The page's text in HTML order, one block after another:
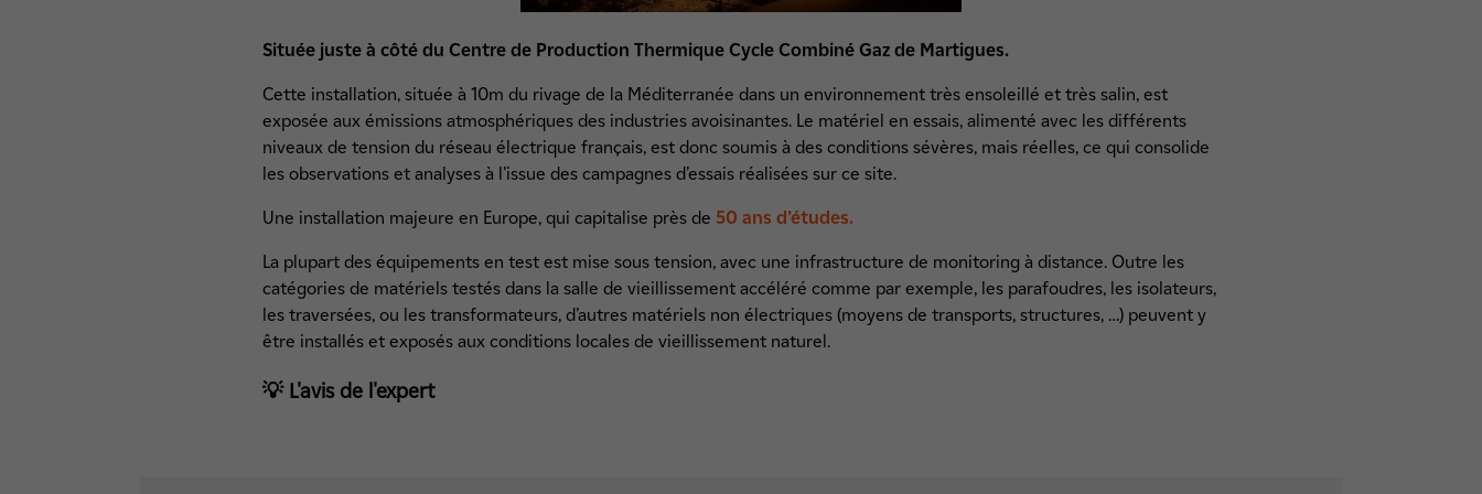
Située juste à côté du Centre de Production Thermique Cycle Combiné Gaz de Martigues.
Cette installation, située à 10m du rivage de la Méditerranée dans un environnement très ensoleillé et très salin, est
exposée aux émissions atmosphériques des industries avoisinantes. Le matériel en essais, alimenté avec les différents
niveaux de tension du réseau électrique français, est donc soumis à des conditions sévères, mais réelles, ce qui consolide
les observations et analyses à l’issue des campagnes d’essais réalisées sur ce site.
Une installation majeure en Europe, qui capitalise près de 50 ans d’études.
La plupart des équipements en test est mise sous tension, avec une infrastructure de monitoring à distance. Outre les
catégories de matériels testés dans la salle de vieillissement accéléré comme par exemple, les parafoudres, les isolateurs,
les traversées, ou les transformateurs, d’autres matériels non électriques (moyens de transports, structures, …) peuvent y
être installés et exposés aux conditions locales de vieillissement naturel.
💡 L'avis de l'expert